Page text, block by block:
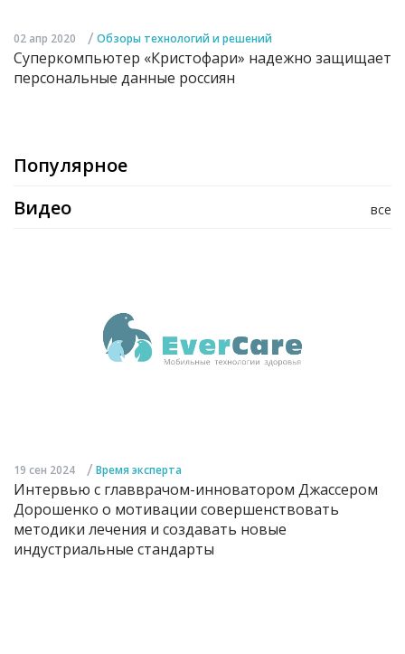
02 апр 2020 / Обзоры технологий и решений
Суперкомпьютер «Кристофари» надежно защищает
персональные данные россиян
Популярное
все
Видео
19 сен 2024 / Время эксперта
Интервью с главврачом-инноватором Джассером
Дорошенко о мотивации совершенствовать
методики лечения и создавать новые
индустриальные стандарты